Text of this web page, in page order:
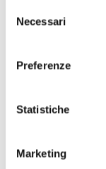
delNecessari
Preferenze
Statistiche
Marketing
Giornata in
natura con